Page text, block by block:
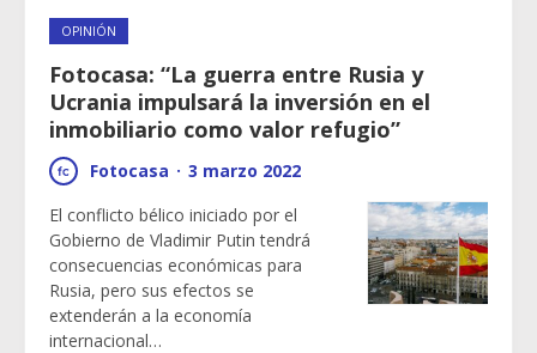
OPINIÓN
Fotocasa: “La guerra entre Rusia y
Ucrania impulsará la inversión en el
inmobiliario como valor refugio”
Fotocasa · 3 marzo 2022
El conflicto bélico iniciado por el
Gobierno de Vladimir Putin tendrá
consecuencias económicas para
Rusia, pero sus efectos se
extenderán a la economía
internacional…